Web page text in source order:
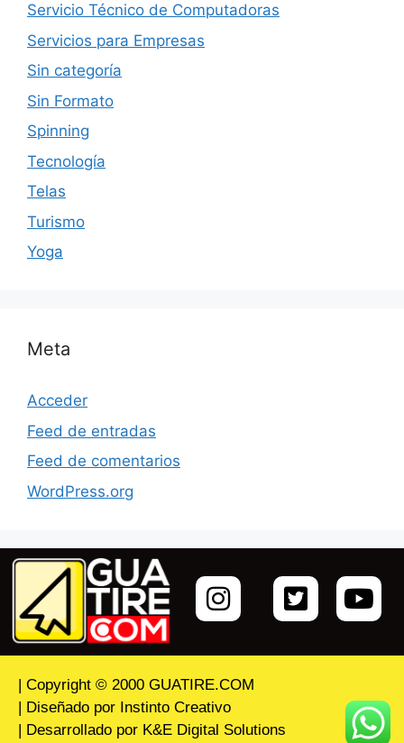
Servicio Técnico de Computadoras
Servicios para Empresas
Sin categoría
Sin Formato
Spinning
Tecnología
Telas
Turismo
Yoga
Meta
Acceder
Feed de entradas
Feed de comentarios
WordPress.org
| Copyright © 2000 GUATIRE.COM
| Diseñado por Instinto Creativo
| Desarrollado por K&E Digital Solutions